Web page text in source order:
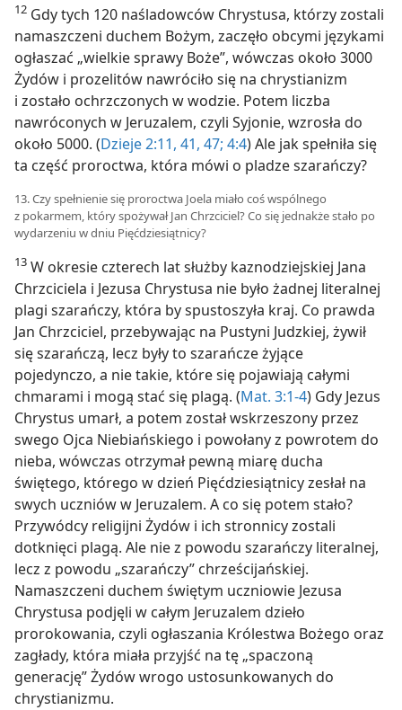
12 Gdy tych 120 naśladowców Chrystusa, którzy zostali
namaszczeni duchem Bożym, zaczęło obcymi językami
ogłaszać „wielkie sprawy Boże”, wówczas około 3000
Żydów i prozelitów nawróciło się na chrystianizm
i zostało ochrzczonych w wodzie. Potem liczba
nawróconych w Jeruzalem, czyli Syjonie, wzrosła do
około 5000. (Dzieje 2:11, 41, 47; 4:4) Ale jak spełniła się
ta część proroctwa, która mówi o pladze szarańczy?
13. Czy spełnienie się proroctwa Joela miało coś wspólnego
z pokarmem, który spożywał Jan Chrzciciel? Co się jednakże stało po
wydarzeniu w dniu Pięćdziesiątnicy?
13 W okresie czterech lat służby kaznodziejskiej Jana
Chrzciciela i Jezusa Chrystusa nie było żadnej literalnej
plagi szarańczy, która by spustoszyła kraj. Co prawda
Jan Chrzciciel, przebywając na Pustyni Judzkiej, żywił
się szarańczą, lecz były to szarańcze żyjące
pojedynczo, a nie takie, które się pojawiają całymi
chmarami i mogą stać się plagą. (Mat. 3:1-4) Gdy Jezus
Chrystus umarł, a potem został wskrzeszony przez
swego Ojca Niebiańskiego i powołany z powrotem do
nieba, wówczas otrzymał pewną miarę ducha
świętego, którego w dzień Pięćdziesiątnicy zesłał na
swych uczniów w Jeruzalem. A co się potem stało?
Przywódcy religijni Żydów i ich stronnicy zostali
dotknięci plagą. Ale nie z powodu szarańczy literalnej,
lecz z powodu „szarańczy” chrześcijańskiej.
Namaszczeni duchem świętym uczniowie Jezusa
Chrystusa podjęli w całym Jeruzalem dzieło
prorokowania, czyli ogłaszania Królestwa Bożego oraz
zagłady, która miała przyjść na tę „spaczoną
generację” Żydów wrogo ustosunkowanych do
chrystianizmu.